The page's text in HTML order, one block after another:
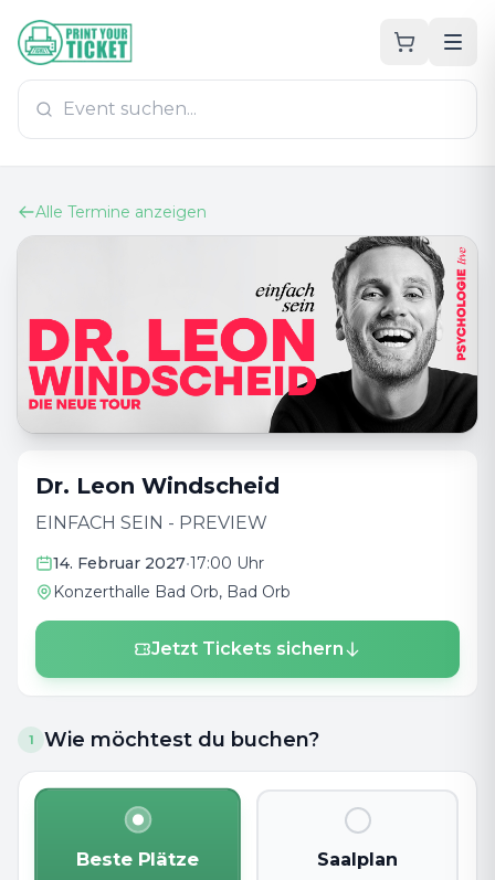
Zum Hauptinhalt
PrintYourTicket
Alle Termine anzeigen
Dr. Leon Windscheid
EINFACH SEIN - PREVIEW
14. Februar 2027•17:00 Uhr
Konzerthalle Bad Orb, Bad Orb
Jetzt Tickets sichern
1 Wie möchtest du buchen?
Beste Plätze Saalplan